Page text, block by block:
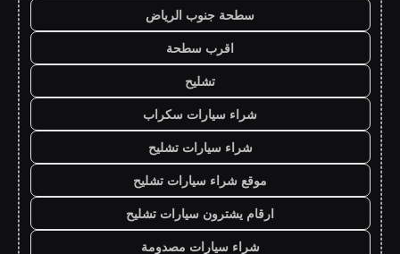
سطحة جنوب الرياض
اقرب سطحة
تشليح
شراء سيارات سكراب
شراء سيارات تشليح
موقع شراء سيارات تشليح
ارقام يشترون سيارات تشليح
شراء سيارات مصدومة